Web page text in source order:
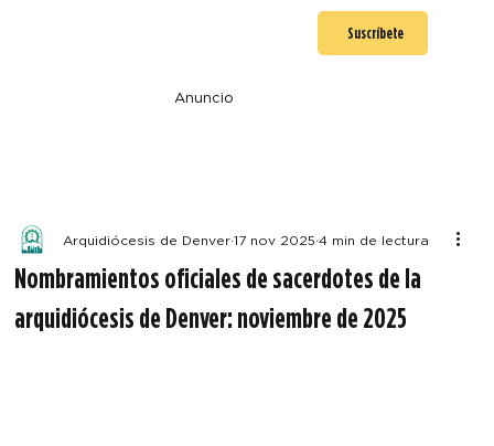
Suscríbete
Anuncio
Nombramientos oficiales de sacerdotes de la
arquidiócesis de Denver: noviembre de 2025
Arquidiócesis de Denver 17 nov 2025 4 min de lectura